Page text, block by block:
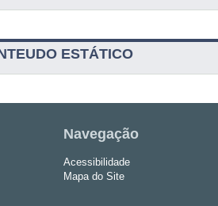
ESTÁTICO
Navegação
Acessibilidade
Mapa do Site